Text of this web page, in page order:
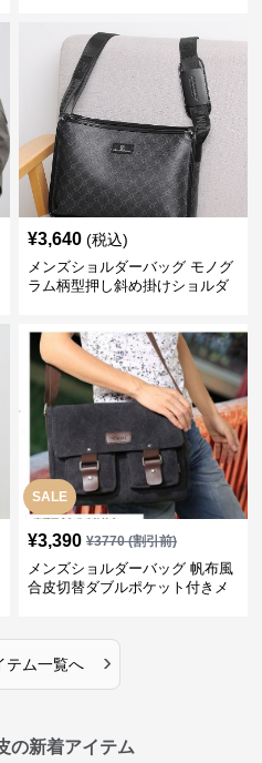
¥3,640 (税込)
メンズショルダーバッグ モノグ
ラム柄型押し斜め掛けショルダ
SALE
¥3,390 ¥3770(割引前)
メンズショルダーバッグ 帆布風
合皮切替ダブルポケット付きメ
テム一覧へ ›
の新着アイテム